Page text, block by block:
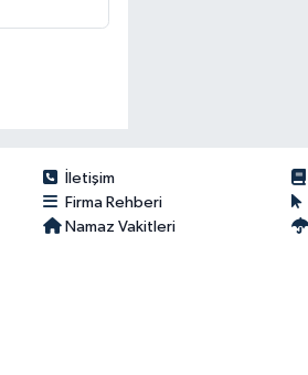
İletişim
Firma Rehberi
Namaz Vakitleri